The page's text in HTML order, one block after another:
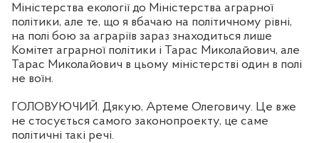
Міністерства екології до Міністерства аграрної
політики, але те, що я вбачаю на політичному рівні,
на полі бою за аграріїв зараз знаходиться лише
Комітет аграрної політики і Тарас Миколайович, але
Тарас Миколайович в цьому міністерстві один в полі
не воїн.
ГОЛОВУЮЧИЙ. Дякую, Артеме Олеговичу. Це вже
не стосується самого законопроекту, це саме
політичні такі речі.